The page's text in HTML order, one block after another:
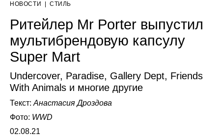
НОВОСТИ СТИЛЬ
Ритейлер Mr Porter выпустил
мультибрендовую капсулу
Super Mart
Undercover, Paradise, Gallery Dept, Friends
With Animals и многие другие
Текст: Анастасия Дроздова
Фото: WWD
02.08.21